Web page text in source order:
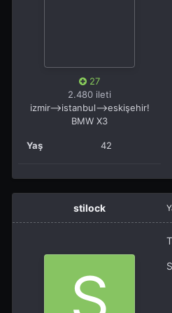
27
2.480 ileti
izmir-->istanbul-->eskişehir!
BMW X3
Yaş 42
stilock